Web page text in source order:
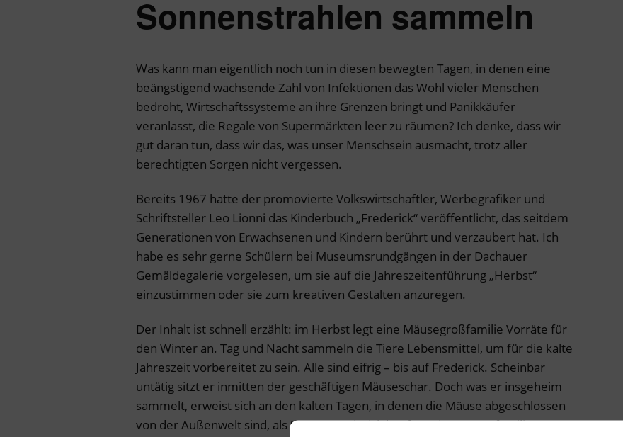
Sonnenstrahlen sammeln
Was kann man eigentlich noch tun in diesen bewegten Tagen, in denen eine
beängstigend wachsende Zahl von Infektionen das Wohl vieler Menschen
bedroht, Wirtschaftssysteme an ihre Grenzen bringt und Panikkäufer
veranlasst, die Regale von Supermärkten leer zu räumen? Ich denke, dass wir
gut daran tun, dass wir das, was unser Menschsein ausmacht, trotz aller
berechtigten Sorgen nicht vergessen.
Bereits 1967 hatte der promovierte Volkswirtschaftler, Werbegrafiker und
Schriftsteller Leo Lionni das Kinderbuch „Frederick“ veröffentlicht, das seitdem
Generationen von Erwachsenen und Kindern berührt und verzaubert hat. Ich
habe es sehr gerne Schülern bei Museumsrundgängen in der Dachauer
Gemäldegalerie vorgelesen, um sie auf die Jahreszeitenführung „Herbst“
einzustimmen oder sie zum kreativen Gestalten anzuregen.
Der Inhalt ist schnell erzählt: im Herbst legt eine Mäusegroßfamilie Vorräte für
den Winter an. Tag und Nacht sammeln die Tiere Lebensmittel, um für die kalte
Jahreszeit vorbereitet zu sein. Alle sind eifrig – bis auf Frederick. Scheinbar
untätig sitzt er inmitten der geschäftigen Mäuseschar. Doch was er insgeheim
sammelt, erweist sich an den kalten Tagen, in denen die Mäuse abgeschlossen
von der Außenwelt sind, als Segen: Frederick hat für seine Mäusefamilie